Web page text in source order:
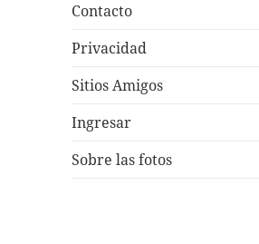
Contacto
Privacidad
Sitios Amigos
Ingresar
Sobre las fotos